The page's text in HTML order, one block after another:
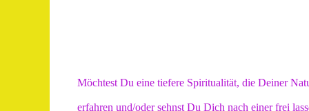
Möchtest Du eine tiefere Spiritualität, die Deiner
erfahren und/oder sehnst Du Dich nach einer frei